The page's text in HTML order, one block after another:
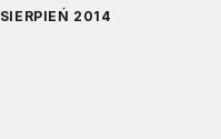
SIERPIEŃ 2014